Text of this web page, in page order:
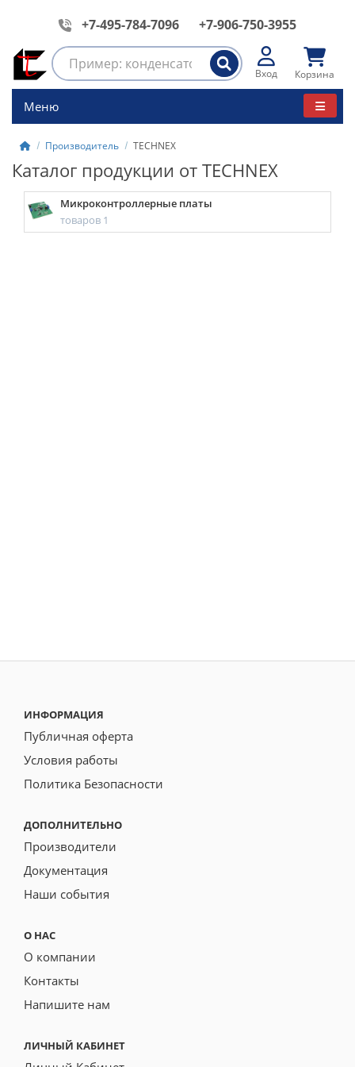
+7-495-784-7096 +7-906-750-3955
Вход Корзина
Меню
Производитель TECHNEX
Каталог продукции от TECHNEX
Микроконтроллерные платы
товаров 1
ИНФОРМАЦИЯ
Публичная оферта
Условия работы
Политика Безопасности
ДОПОЛНИТЕЛЬНО
Производители
Документация
Наши события
О НАС
О компании
Контакты
Напишите нам
ЛИЧНЫЙ КАБИНЕТ